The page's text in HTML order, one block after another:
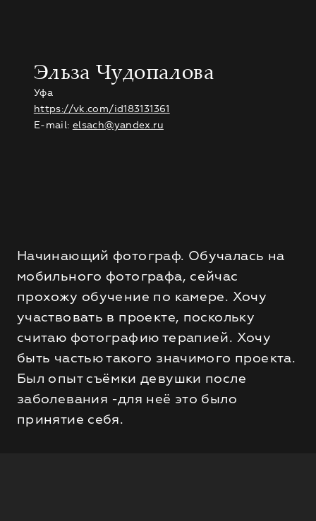
Эльза Чудопалова
Уфа
https://vk.com/id183131361
E-mail: elsach@yandex.ru
Начинающий фотограф. Обучалась на
мобильного фотографа, сейчас
прохожу обучение по камере. Хочу
участвовать в проекте, поскольку
считаю фотографию терапией. Хочу
быть частью такого значимого проекта.
Был опыт съёмки девушки после
заболевания -для неё это было
принятие себя.